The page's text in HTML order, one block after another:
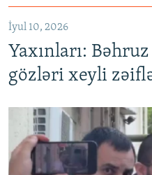
İyul 10, 2026
Yaxınları:
gözləri xeyli